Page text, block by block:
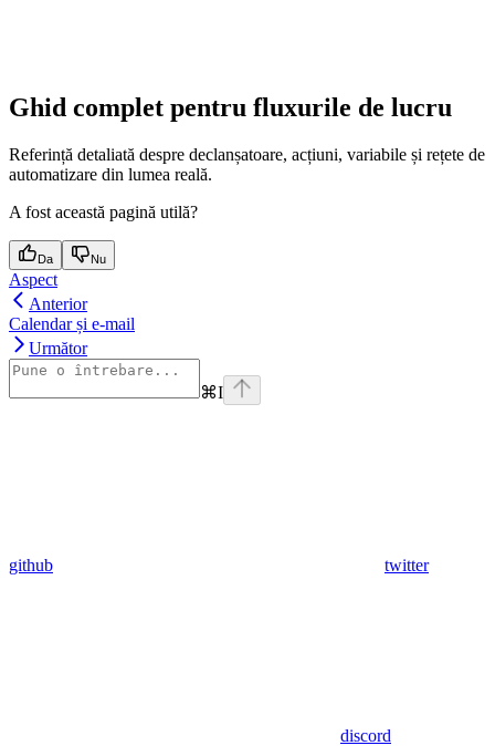
Ghid complet pentru fluxurile de lucru
Referință detaliată despre declanșatoare, acțiuni, variabile și rețete de
automatizare din lumea reală.
A fost această pagină utilă?
Da Nu
Aspect
Anterior
Calendar și e-mail
Următor
⌘I
github twitter
discord